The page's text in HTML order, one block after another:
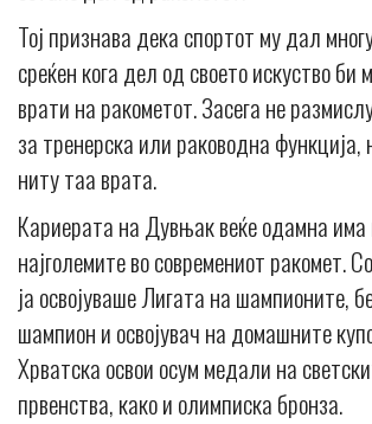
Тој признава дека спортот му дал
среќен кога дел од своето искуство би
врати на ракометот. Засега не
за тренерска или раководна функција,
ниту таа врата.
Кариерата на Дувњак веќе одамна има
најголемите во современиот ракомет.
ја освојуваше Лигата на шампионите,
шампион и освојувач на домашните
Хрватска освои осум медали на
првенства, како и олимписка бронза.